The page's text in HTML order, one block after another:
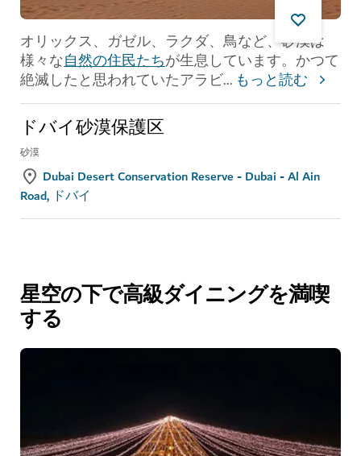
オリックス、ガゼル、ラクダ、鳥など、砂漠は
様々な自然の住民たちが生息しています。かつて
絶滅したと思われていたアラビ... もっと読む
ドバイ砂漠保護区
砂漠
Dubai Desert Conservation Reserve - Dubai - Al Ain
Road, ドバイ
星空の下で高級ダイニングを満喫
する